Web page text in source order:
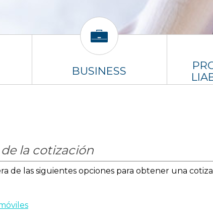
BUSINESS
la cotización
de las siguientes opciones para obtener una